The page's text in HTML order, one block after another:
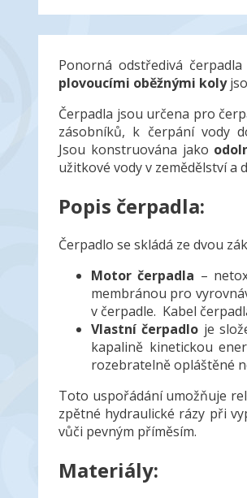
Ponorná odstředivá
plovoucími oběžnými koly
Čerpadla jsou určena pro
zásobníků, k čerpání vody
Jsou konstruována jako
užitkové vody v zemědělství a
Popis čerpadla:
Čerpadlo se skládá ze dvou
Motor čerpadla –
membránou pro
v čerpadle. Kabel
Vlastní čerpadlo je
kapalině kinetickou
rozebratelně opláštěné
Toto uspořádání umožňuje
zpětné hydraulické rázy při
vůči pevným příměsím.
Materiály: